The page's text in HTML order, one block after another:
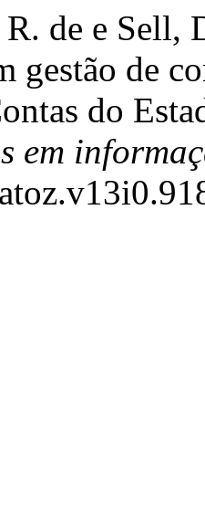
de e Sell,
gestão de
do
em